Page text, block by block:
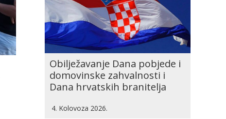
Obilježavanje Dana pobjede i
domovinske zahvalnosti i
Dana hrvatskih branitelja
4. Kolovoza 2026.